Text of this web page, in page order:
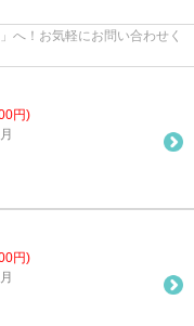
へ！お気軽にお問い合わせく
円)
円)